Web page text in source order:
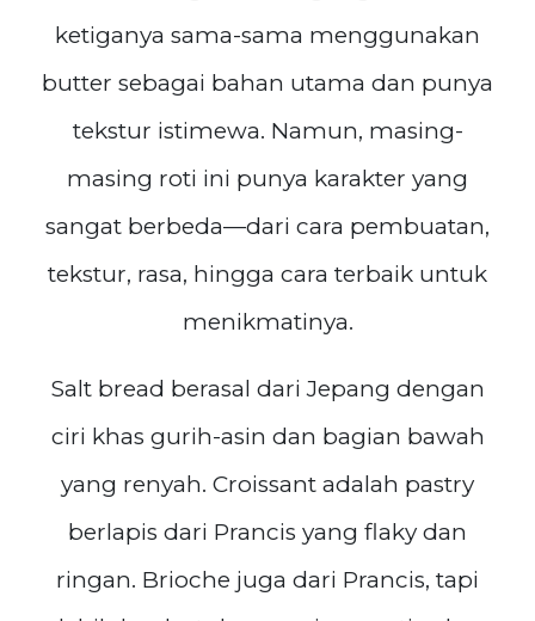
ketiganya sama-sama menggunakan
butter sebagai bahan utama dan punya
tekstur istimewa. Namun, masing-
masing roti ini punya karakter yang
sangat berbeda—dari cara pembuatan,
tekstur, rasa, hingga cara terbaik untuk
menikmatinya.
Salt bread berasal dari Jepang dengan
ciri khas gurih-asin dan bagian bawah
yang renyah. Croissant adalah pastry
berlapis dari Prancis yang flaky dan
ringan. Brioche juga dari Prancis, tapi